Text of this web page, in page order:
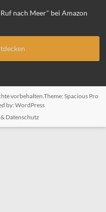
nach Meer" bei Amazon
vorbehalten.Theme: Spacious Pro
by:WordPress
Datenschutz